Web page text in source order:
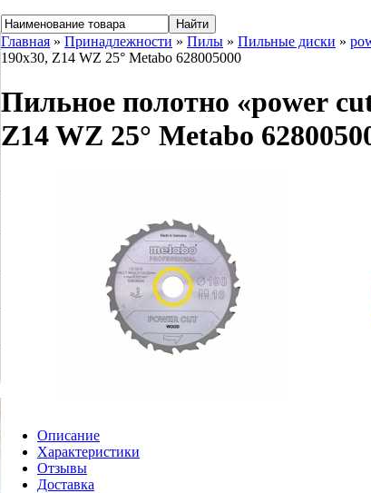
Главная » Принадлежности » Пилы » Пильные диски »
190x30, Z14 WZ 25° Metabo 628005000
Пильное полотно «power
Z14 WZ 25° Metabo
Описание
Характеристики
Отзывы
Доставка